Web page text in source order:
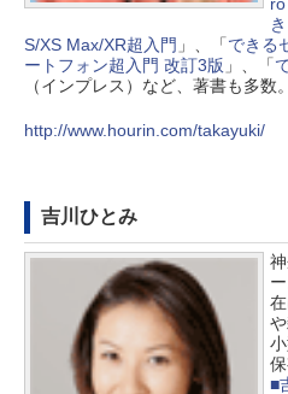
S/XS Max/XR超入門 」、「できる
ートフォン超入門 改訂3版 」、「
（インプレス）など、著書も多数
http://www.hourin.com/takayuki/
吉川ひとみ
保
■